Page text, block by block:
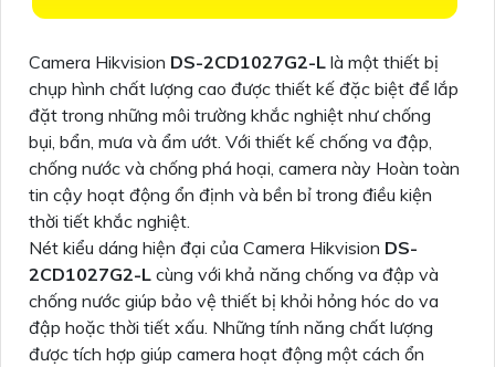
Camera Hikvision DS-2CD1027G2-L là một thiết bị
chụp hình chất lượng cao được thiết kế đặc biệt để lắp
đặt trong những môi trường khắc nghiệt như chống
bụi, bẩn, mưa và ẩm ướt. Với thiết kế chống va đập,
chống nước và chống phá hoại, camera này Hoàn toàn
tin cậy hoạt động ổn định và bền bỉ trong điều kiện
thời tiết khắc nghiệt.
Nét kiểu dáng hiện đại của Camera Hikvision DS-
2CD1027G2-L cùng với khả năng chống va đập và
chống nước giúp bảo vệ thiết bị khỏi hỏng hóc do va
đập hoặc thời tiết xấu. Những tính năng chất lượng
được tích hợp giúp camera hoạt động một cách ổn